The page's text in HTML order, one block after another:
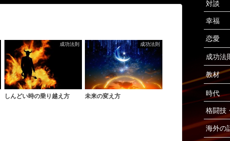
成功法則
しんどい時の乗り越え方
成功法則
未来の変え方
対談
幸福
恋愛
成功法
教材
時代
格闘技
海外の